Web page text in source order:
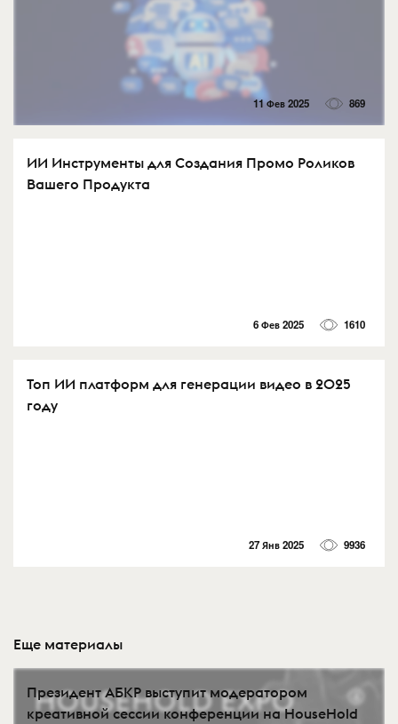
11 Фев 2025 869
ИИ Инструменты для Создания Промо Роликов
Вашего Продукта
6 Фев 2025 1610
Топ ИИ платформ для генерации видео в 2025
году⁠⁠
27 Янв 2025 9936
Еще материалы
Президент АБКР выступит модератором
креативной сессии конференции на HouseHold